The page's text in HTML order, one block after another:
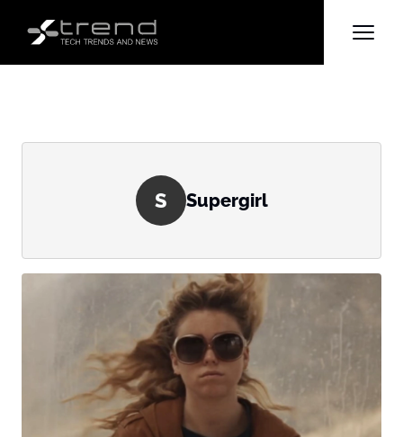
S Supergirl